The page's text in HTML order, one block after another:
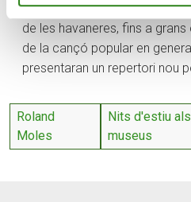
diversos estils i gèneres, des
de les havaneres, fins a
de la cançó popular en
presentaran un repertori nou
Roland
Moles
Nits d'estiu als
museus